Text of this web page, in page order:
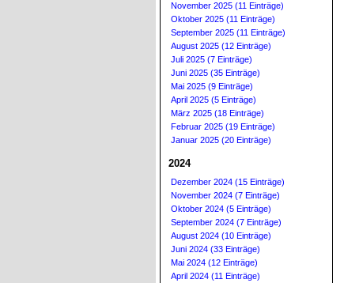
November 2025 (11 Einträge)
Oktober 2025 (11 Einträge)
September 2025 (11 Einträge)
August 2025 (12 Einträge)
Juli 2025 (7 Einträge)
Juni 2025 (35 Einträge)
Mai 2025 (9 Einträge)
April 2025 (5 Einträge)
März 2025 (18 Einträge)
Februar 2025 (19 Einträge)
Januar 2025 (20 Einträge)
2024
Dezember 2024 (15 Einträge)
November 2024 (7 Einträge)
Oktober 2024 (5 Einträge)
September 2024 (7 Einträge)
August 2024 (10 Einträge)
Juni 2024 (33 Einträge)
Mai 2024 (12 Einträge)
April 2024 (11 Einträge)